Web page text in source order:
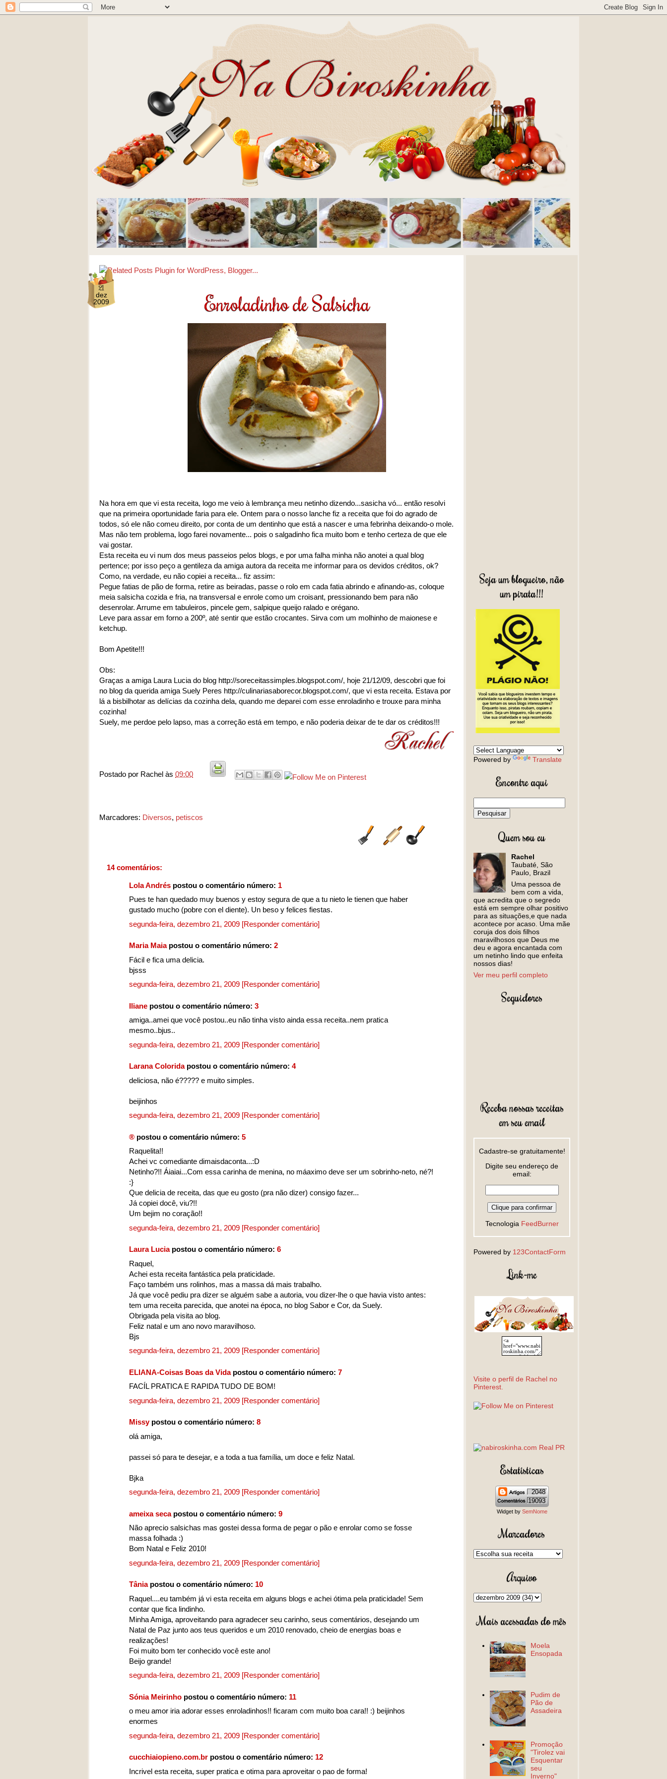
21
dez
2009
Enroladinho de Salsicha
Na hora em que vi esta receita, logo me veio à lembrança meu netinho dizendo...sasicha vó... então resolvi
que na primeira oportunidade faria para ele. Ontem para o nosso lanche fiz a receita que foi do agrado de
todos, só ele não comeu direito, por conta de um dentinho que está a nascer e uma febrinha deixando-o mole.
Mas não tem problema, logo farei novamente... pois o salgadinho fica muito bom e tenho certeza de que ele
vai gostar.
Esta receita eu vi num dos meus passeios pelos blogs, e por uma falha minha não anotei a qual blog
pertence; por isso peço a gentileza da amiga autora da receita me informar para os devidos créditos, ok?
Como, na verdade, eu não copiei a receita... fiz assim:
Pegue fatias de pão de forma, retire as beiradas, passe o rolo em cada fatia abrindo e afinando-as, coloque
meia salsicha cozida e fria, na transversal e enrole como um croisant, pressionando bem para não
desenrolar. Arrume em tabuleiros, pincele gem, salpique queijo ralado e orégano.
Leve para assar em forno a 200º, até sentir que estão crocantes. Sirva com um molhinho de maionese e
ketchup.
Bom Apetite!!!
Obs:
Graças a amiga Laura Lucia do blog http://soreceitassimples.blogspot.com/, hoje 21/12/09, descobri que foi
no blog da querida amiga Suely Peres http://culinariasaborecor.blogspot.com/, que vi esta receita. Estava por
lá a bisbilhotar as delícias da cozinha dela, quando me deparei com esse enroladinho e trouxe para minha
cozinha!
Suely, me perdoe pelo lapso, mas a correção está em tempo, e não poderia deixar de te dar os créditos!!!
Postado por Rachel às 09:00
Marcadores: Diversos, petiscos
14 comentários:
Lola Andrés postou o comentário número: 1
Pues te han quedado muy buenos y estoy segura de que a tu nieto le tienen que haber
gustado mucho (pobre con el diente). Un beso y felices fiestas.
segunda-feira, dezembro 21, 2009 [Responder comentário]
Maria Maiapostou o comentário número: 2
Fácil e fica uma delicia.
bjsss
segunda-feira, dezembro 21, 2009 [Responder comentário]
Iliane postou o comentário número: 3
amiga..amei que você postou..eu não tinha visto ainda essa receita..nem pratica
mesmo..bjus..
segunda-feira, dezembro 21, 2009 [Responder comentário]
Larana Coloridapostou o comentário número: 4
deliciosa, não é????? e muito simples.
beijinhos
segunda-feira, dezembro 21, 2009 [Responder comentário]
® postou o comentário número: 5
Raquelita!!
Achei vc comediante dimaisdaconta...:D
Netinho?!! Áiaiai...Com essa carinha de menina, no máaximo deve ser um sobrinho-neto, né?!
:}
Que delicia de receita, das que eu gosto (pra não dizer) consigo fazer...
Já copiei docê, viu?!!
Um bejim no coração!!
segunda-feira, dezembro 21, 2009 [Responder comentário]
Laura Luciapostou o comentário número: 6
Raquel,
Achei esta receita fantástica pela praticidade.
Faço também uns rolinhos, mas a massa dá mais trabalho.
Já que você pediu pra dizer se alguém sabe a autoria, vou dizer-lhe o que havia visto antes:
tem uma receita parecida, que anotei na época, no blog Sabor e Cor, da Suely.
Obrigada pela visita ao blog.
Feliz natal e um ano novo maravilhoso.
Bjs
segunda-feira, dezembro 21, 2009 [Responder comentário]
ELIANA-Coisas Boas da Vidapostou o comentário número: 7
FACÍL PRATICA E RAPIDA TUDO DE BOM!
segunda-feira, dezembro 21, 2009 [Responder comentário]
Missypostou o comentário número: 8
olá amiga,
passei só para te desejar, e a toda a tua família, um doce e feliz Natal.
Bjka
segunda-feira, dezembro 21, 2009 [Responder comentário]
ameixa secapostou o comentário número: 9
Não aprecio salsichas mas gostei dessa forma de pegar o pão e enrolar como se fosse
massa folhada :)
Bom Natal e Feliz 2010!
segunda-feira, dezembro 21, 2009 [Responder comentário]
Tâniapostou o comentário número: 10
Raquel....eu também já vi esta receita em alguns blogs e achei ótima pela praticidade! Sem
contar que fica lindinho.
Minha Amiga, aproveitando para agradecer seu carinho, seus comentários, desejando um
Natal de Paz junto aos teus queridos e um 2010 renovado, cheio de energias boas e
realizações!
Foi muito bom ter conhecido você este ano!
Beijo grande!
segunda-feira, dezembro 21, 2009 [Responder comentário]
Sónia Meirinho postou o comentário número: 11
o meu amor iria adorar esses enroladinhos!! ficaram com muito boa cara!! :) beijinhos
enormes
segunda-feira, dezembro 21, 2009 [Responder comentário]
cucchiaiopieno.com.br postou o comentário número: 12
Incrivel esta receita, super pratica e otima para aproveitar o pao de forma!
Seja um blogueiro, não
um pirata!!!
Powered by Translate
Encontre aqui
Quem sou eu
Rachel
Taubaté, São
Paulo, Brazil
Uma pessoa de
bem com a vida,
que acredita que o segredo
está em sempre olhar positivo
para as situações,e que nada
acontece por acaso. Uma mãe
coruja dos dois filhos
maravilhosos que Deus me
deu e agora encantada com
um netinho lindo que enfeita
nossos dias!
Ver meu perfil completo
Seguidores
Receba nossas receitas
em seu email
Cadastre-se gratuitamente!
Digite seu endereço de
email:
Tecnologia FeedBurner
Powered by 123ContactForm
Link-me
Visite o perfil de Rachel no
Pinterest.
Estatísticas
2048
19093
Widget by SemNome
Marcadores
Arquivo
Mais acessadas do mês
Moela
Ensopada
Pudim de
Pão de
Assadeira
Promoção
"Tirolez vai
Esquentar
seu
Inverno"